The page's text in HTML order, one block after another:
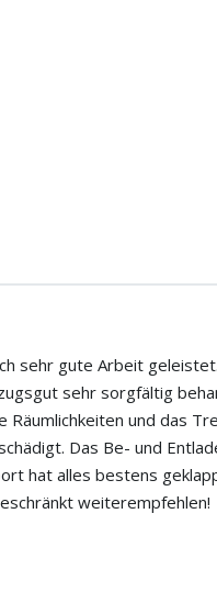
sehr gute Arbeit
sehr sorgfältig
Räumlichkeiten und das
Das Be- und
hat alles bestens
weiterempfehlen!